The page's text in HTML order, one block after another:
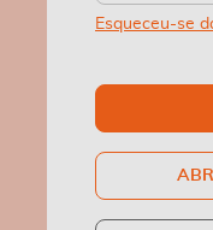
Esqueceu-se